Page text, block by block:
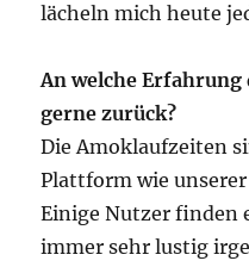
lächeln mich heute
An welche
gerne zurück?
Die Amoklaufzeiten
Plattform wie
Einige Nutzer finden
immer sehr lustig